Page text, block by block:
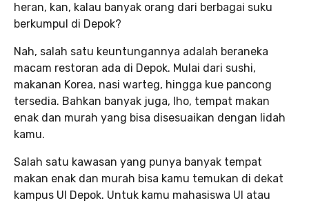
heran, kan, kalau banyak orang dari berbagai suku
berkumpul di Depok?
Nah, salah satu keuntungannya adalah beraneka
macam restoran ada di Depok. Mulai dari sushi,
makanan Korea, nasi warteg, hingga kue pancong
tersedia. Bahkan banyak juga, lho, tempat makan
enak dan murah yang bisa disesuaikan dengan lidah
kamu.
Salah satu kawasan yang punya banyak tempat
makan enak dan murah bisa kamu temukan di dekat
kampus UI Depok. Untuk kamu mahasiswa UI atau